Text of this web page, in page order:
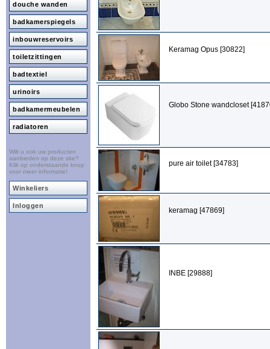
douche wanden
badkamerspiegels
inbouwreservoirs
toiletzittingen
badtextiel
urinoirs
badkamermeubelen
radiatoren
Wilt u ook uw producten
aanbieden op deze site?
Klik op onderstaande knop
voor meer informatie!
Winkeliers
Inloggen
Keramag Opus [30822]
Globo Stone wandcloset
pure air toilet [34783]
keramag [47869]
INBE [29888]